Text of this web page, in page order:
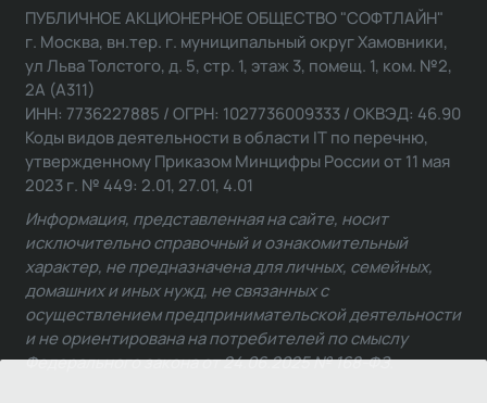
ПУБЛИЧНОЕ АКЦИОНЕРНОЕ ОБЩЕСТВО "СОФТЛАЙН"
г. Москва, вн.тер. г. муниципальный округ Хамовники,
ул Льва Толстого, д. 5, стр. 1, этаж 3, помещ. 1, ком. №2,
2А (А311)
ИНН: 7736227885 / ОГРН: 1027736009333 / ОКВЭД: 46.90
Коды видов деятельности в области IT по перечню,
утвержденному Приказом Минцифры России от 11 мая
2023 г. № 449: 2.01, 27.01, 4.01
Информация, представленная на сайте, носит
исключительно справочный и ознакомительный
характер, не предназначена для личных, семейных,
домашних и иных нужд, не связанных с
осуществлением предпринимательской деятельности
и не ориентирована на потребителей по смыслу
Федерального закона от 24.06.2025 № 168-ФЗ.